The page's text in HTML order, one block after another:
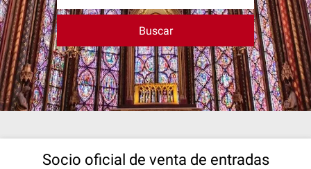
Buscar
Socio oficial de venta de entradas